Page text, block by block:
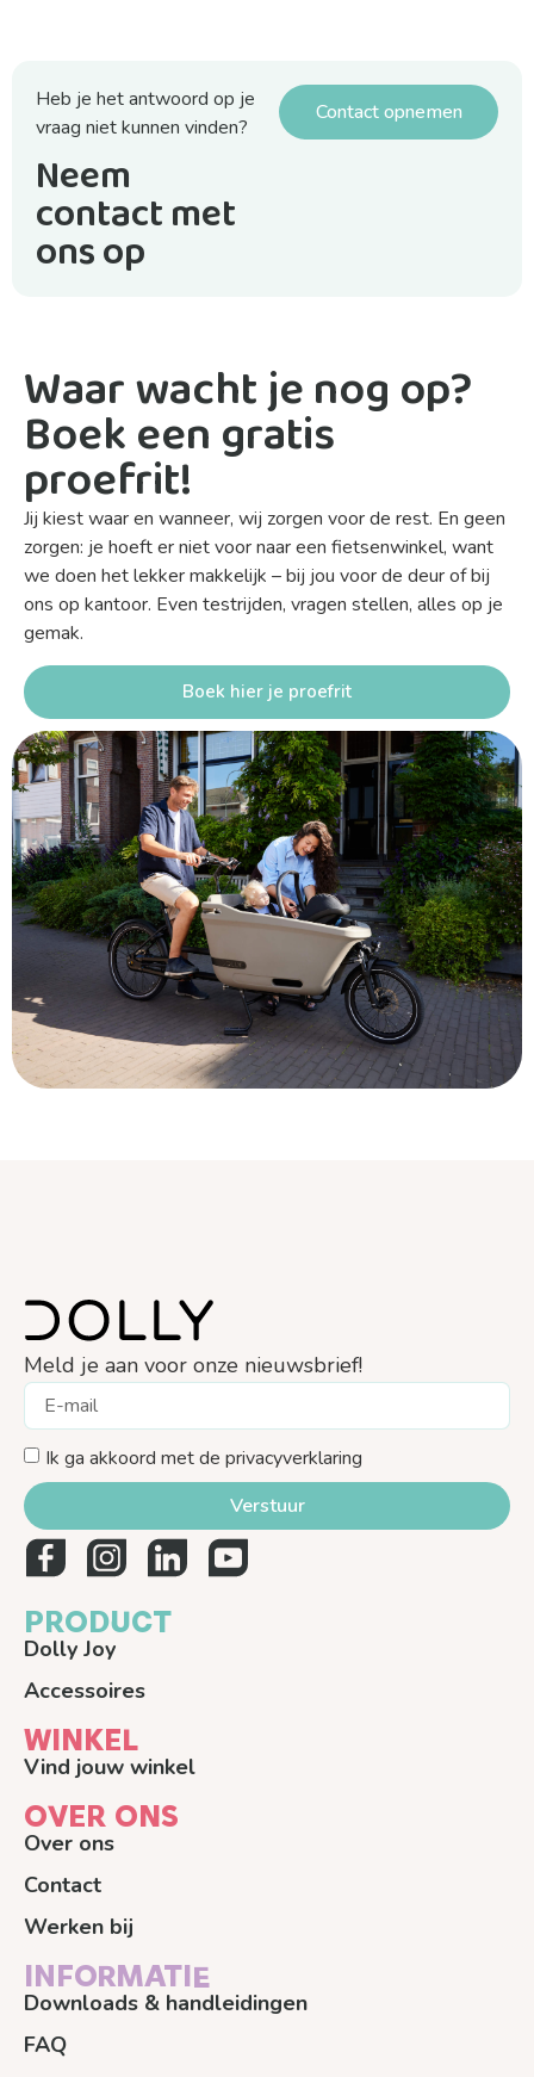
Heb je het antwoord op je
vraag niet kunnen vinden?
Neem
contact met
ons op
Contact opnemen
Waar wacht je nog op?
Boek een gratis
proefrit!
Jij kiest waar en wanneer, wij zorgen voor de rest. En geen
zorgen: je hoeft er niet voor naar een fietsenwinkel, want
we doen het lekker makkelijk – bij jou voor de deur of bij
ons op kantoor. Even testrijden, vragen stellen, alles op je
gemak.
Boek hier je proefrit
Meld je aan voor onze nieuwsbrief!
Ik ga akkoord met de privacyverklaring
Verstuur
PRODUCT
Dolly Joy
Accessoires
WINKEL
Vind jouw winkel
OVER ONS
Over ons
Contact
Werken bij
INFORMATIE
Downloads & handleidingen
FAQ